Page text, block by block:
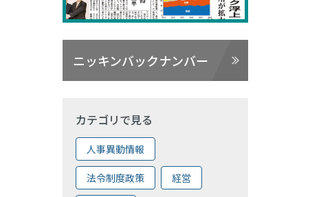
ニッキンバックナンバー
カテゴリで見る
人事異動情報
法令制度政策 経営